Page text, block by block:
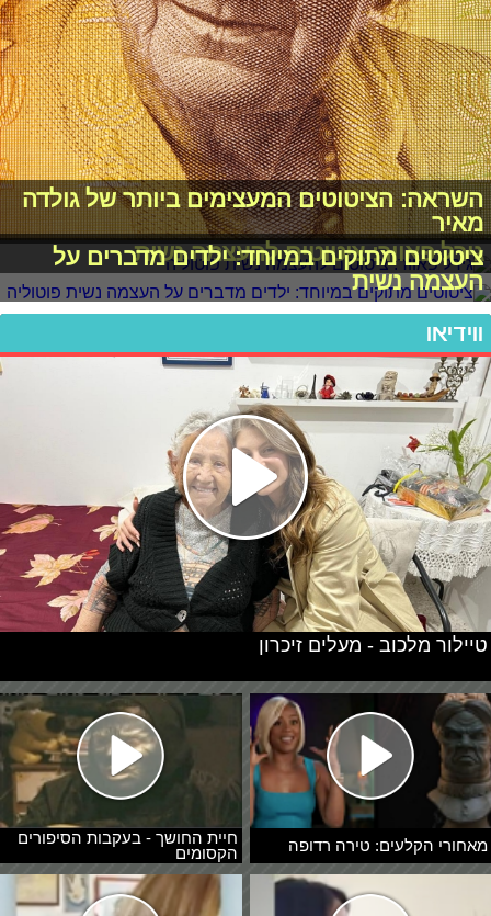
השראה: הציטוטים המעצימים ביותר של גולדה
מאיר
גירל פאוור: ציטוטים להעצמה נשית
ציטוטים מתוקים במיוחד: ילדים מדברים על
העצמה נשית
ווידיאו
מאחורי הקלעים: טירה רדופה
חיית החושך - בעקבות הסיפורים
הקסומים
טיילור מלכוב - מעלים זיכרון